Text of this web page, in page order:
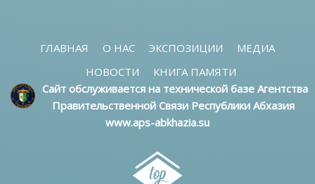
ГЛАВНАЯ О НАС ЭКСПОЗИЦИИ
МЕДИА
НОВОСТИ
КНИГА ПАМЯТИ
Сайт обслуживается на технической базе Агентства
Правительственной Связи Республики Абхазия
www.aps-abkhazia.su